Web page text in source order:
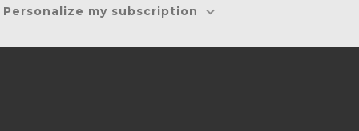
Personalize my subscription